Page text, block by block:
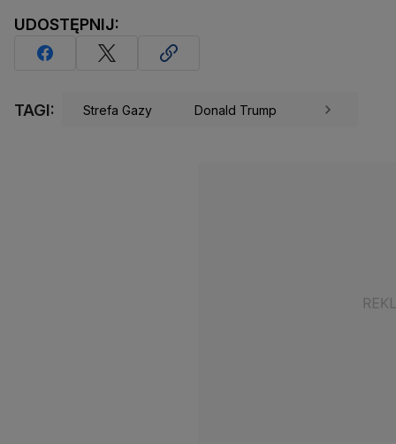
UDOSTĘPNIJ:
TAGI: Strefa Gazy Donald Trump